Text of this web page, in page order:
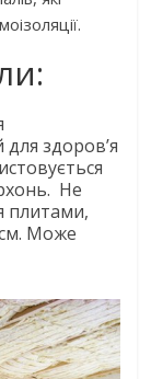
здоров’я
Не
плитами,
Може